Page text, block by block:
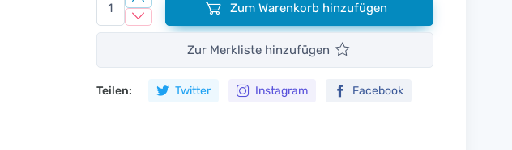
Zum Warenkorb hinzufügen
Zur Merkliste hinzufügen
Teilen: Twitter Instagram Facebook